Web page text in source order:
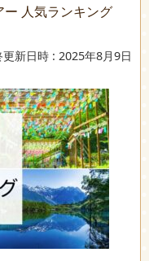
人気ランキング
更新日時 : 2025年8月9日